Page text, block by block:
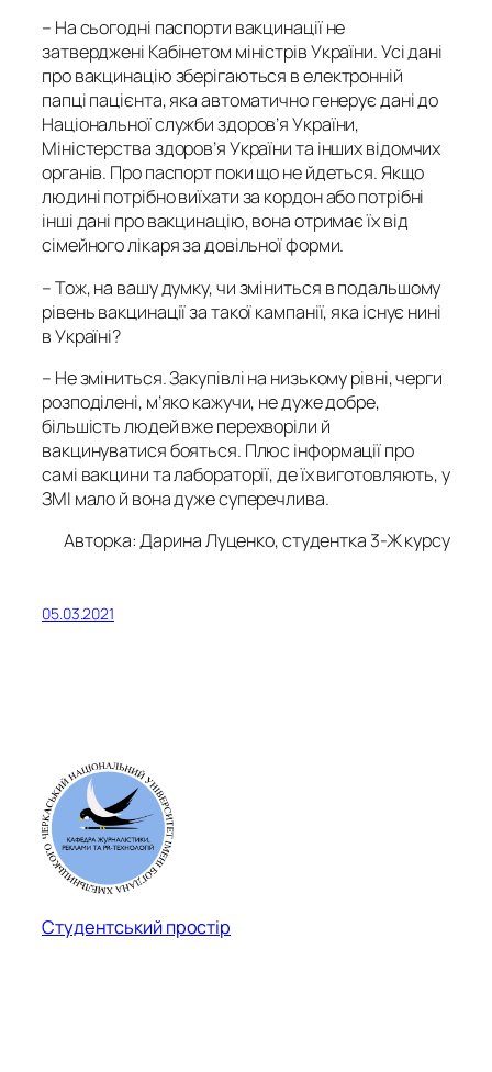
– На сьогодні паспорти вакцинації не
затверджені Кабінетом міністрів України. Усі дані
про вакцинацію зберігаються в електронній
папці пацієнта, яка автоматично генерує дані до
Національної служби здоров’я України,
Міністерства здоров’я України та інших відомчих
органів. Про паспорт поки що не йдеться. Якщо
людині потрібно виїхати за кордон або потрібні
інші дані про вакцинацію, вона отримає їх від
сімейного лікаря за довільної форми.
–Тож, на вашу думку, чи зміниться в подальшому
рівень вакцинації за такої кампанії, яка існує нині
в Україні?
– Не зміниться. Закупівлі на низькому рівні, черги
розподілені, м’яко кажучи, не дуже добре,
більшість людей вже перехворіли й
вакцинуватися бояться. Плюс інформації про
самі вакцини та лабораторії, де їх виготовляють, у
ЗМІ мало й вона дуже суперечлива.
Авторка: Дарина Луценко, студентка 3-Ж курсу
05.03.2021
Студентський простір